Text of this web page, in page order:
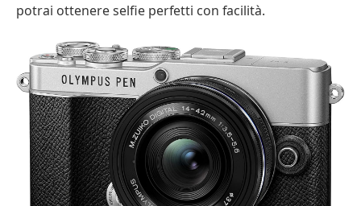
potrai ottenere selfie perfetti con facilità.